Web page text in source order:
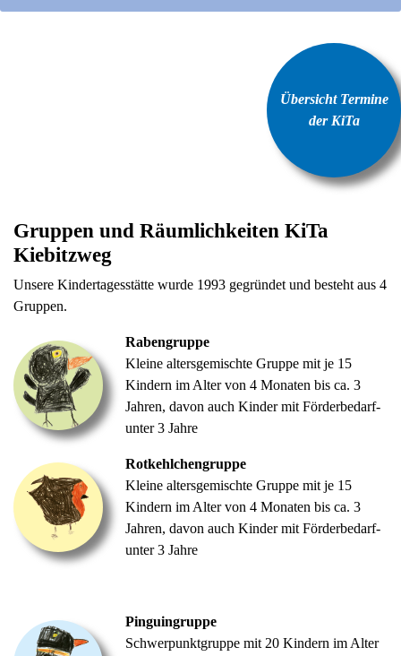
Übersicht Termine
der KiTa
Gruppen und Räumlichkeiten KiTa
Kiebitzweg
Unsere Kindertagesstätte wurde 1993 gegründet und besteht aus 4
Gruppen.
Rabengruppe
Kleine altersgemischte Gruppe mit je 15
Kindern im Alter von 4 Monaten bis ca. 3
Jahren, davon auch Kinder mit Förderbedarf-
unter 3 Jahre
Rotkehlchengruppe
Kleine altersgemischte Gruppe mit je 15
Kindern im Alter von 4 Monaten bis ca. 3
Jahren, davon auch Kinder mit Förderbedarf-
unter 3 Jahre
Pinguingruppe
Schwerpunktgruppe mit 20 Kindern im Alter